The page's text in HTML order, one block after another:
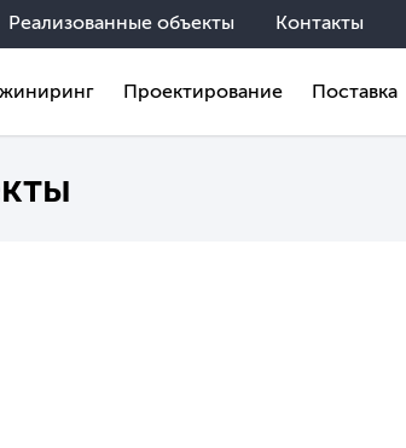
Реализованные объекты Контакты
Проектирование Поставка